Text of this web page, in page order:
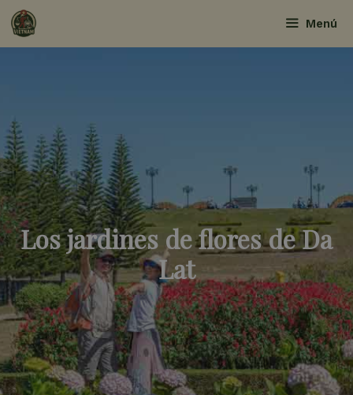
Saltar
Menú
Los jardines de flores de Da
Lat